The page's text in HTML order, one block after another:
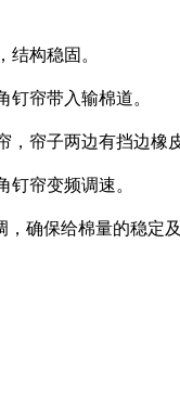
结构稳固。
帘带入输棉道。
帘子两边有挡边橡
帘变频调速。
确保给棉量的稳定及